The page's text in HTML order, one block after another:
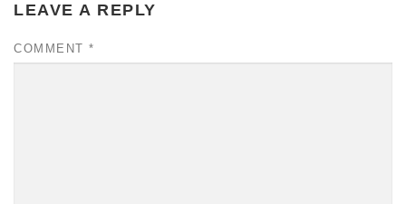
LEAVE A REPLY
COMMENT *